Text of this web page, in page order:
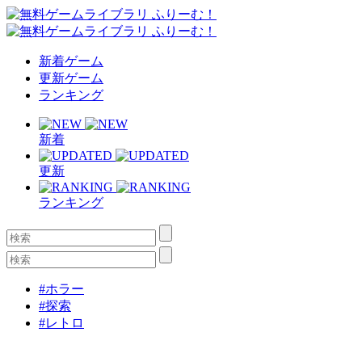
新着ゲーム
更新ゲーム
ランキング
新着
更新
ランキング
#ホラー
#探索
#レトロ